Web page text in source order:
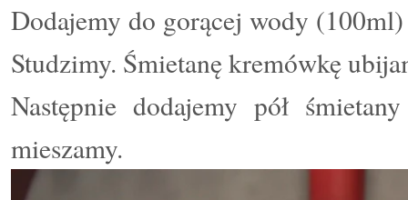
Dodajemy do gorącej wody
Studzimy. Śmietanę kremówkę
Następnie dodajemy pół
mieszamy.